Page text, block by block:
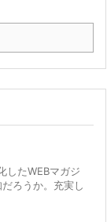
したWEBマガジ
ろうか。充実し